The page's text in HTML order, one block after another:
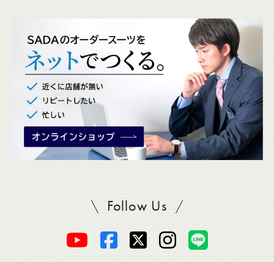
Follow UsSADAをフォロー
オ
オ
オ
オ